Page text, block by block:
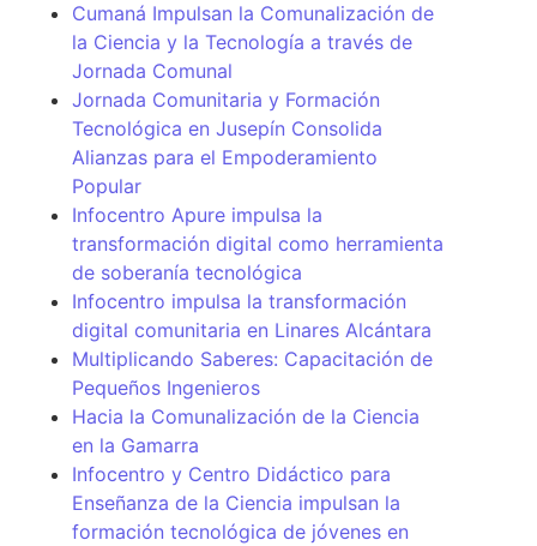
Cumaná Impulsan la Comunalización de
la Ciencia y la Tecnología a través de
Jornada Comunal
Jornada Comunitaria y Formación
Tecnológica en Jusepín Consolida
Alianzas para el Empoderamiento
Popular
Infocentro Apure impulsa la
transformación digital como herramienta
de soberanía tecnológica
Infocentro impulsa la transformación
digital comunitaria en Linares Alcántara
Multiplicando Saberes: Capacitación de
Pequeños Ingenieros
Hacia la Comunalización de la Ciencia
en la Gamarra
Infocentro y Centro Didáctico para
Enseñanza de la Ciencia impulsan la
formación tecnológica de jóvenes en